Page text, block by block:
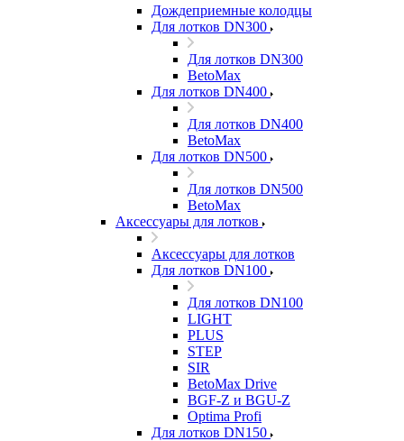
Дождеприемные колодцы
Для лотков DN300
Для лотков DN300
BetoMax
Для лотков DN400
Для лотков DN400
BetoMax
Для лотков DN500
Для лотков DN500
BetoMax
Аксессуары для лотков
Аксессуары для лотков
Для лотков DN100
Для лотков DN100
LIGHT
PLUS
STEP
SIR
BetoMax Drive
BGF-Z и BGU-Z
Optima Profi
Для лотков DN150